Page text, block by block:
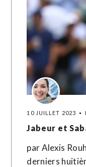
10 JUILLET 2023
Jabeur et
par Alexis
derniers